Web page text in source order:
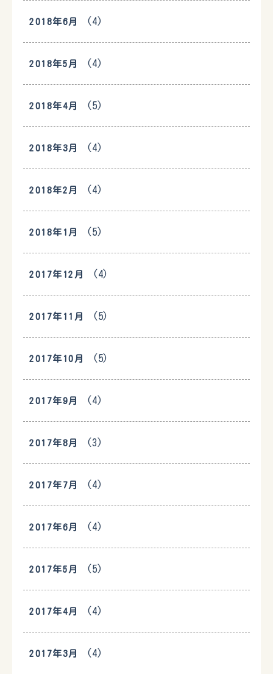
2018年6月 (4)
2018年5月 (4)
2018年4月 (5)
2018年3月 (4)
2018年2月 (4)
2018年1月 (5)
2017年12月 (4)
2017年11月 (5)
2017年10月 (5)
2017年9月 (4)
2017年8月 (3)
2017年7月 (4)
2017年6月 (4)
2017年5月 (5)
2017年4月 (4)
2017年3月 (4)